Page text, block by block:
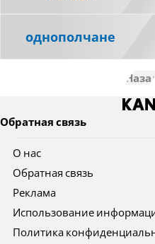
однополчане
Назад
Обратная связь
О нас
Обратная связь
Реклама
Использование
Политика